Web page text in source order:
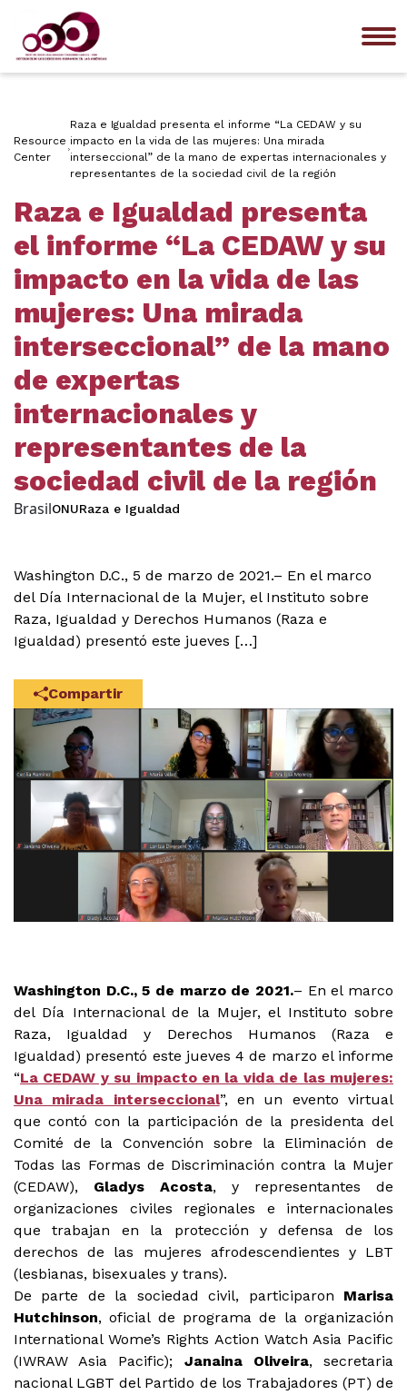
Resource
Center
Raza e Igualdad presenta el informe “La CEDAW y su
impacto en la vida de las mujeres: Una mirada
interseccional” de la mano de expertas internacionales y
representantes de la sociedad civil de la región
Raza e Igualdad presenta
el informe “La CEDAW y su
impacto en la vida de las
mujeres: Una mirada
interseccional” de la mano
de expertas
internacionales y
representantes de la
sociedad civil de la región
BrasilONURaza e Igualdad
Washington D.C., 5 de marzo de 2021.– En el marco
del Día Internacional de la Mujer, el Instituto sobre
Raza, Igualdad y Derechos Humanos (Raza e
Igualdad) presentó este jueves […]
Compartir
Washington D.C., 5 de marzo de 2021.– En el marco
del Día Internacional de la Mujer, el Instituto sobre
Raza, Igualdad y Derechos Humanos (Raza e
Igualdad) presentó este jueves 4 de marzo el informe
“La CEDAW y su impacto en la vida de las mujeres:
Una mirada interseccional”, en un evento virtual
que contó con la participación de la presidenta del
Comité de la Convención sobre la Eliminación de
Todas las Formas de Discriminación contra la Mujer
(CEDAW), Gladys Acosta, y representantes de
organizaciones civiles regionales e internacionales
que trabajan en la protección y defensa de los
derechos de las mujeres afrodescendientes y LBT
(lesbianas, bisexuales y trans).
De parte de la sociedad civil, participaron Marisa
Hutchinson, oficial de programa de la organización
International Wome’s Rights Action Watch Asia Pacific
(IWRAW Asia Pacific); Janaina Oliveira, secretaria
nacional LGBT del Partido de los Trabajadores (PT) de